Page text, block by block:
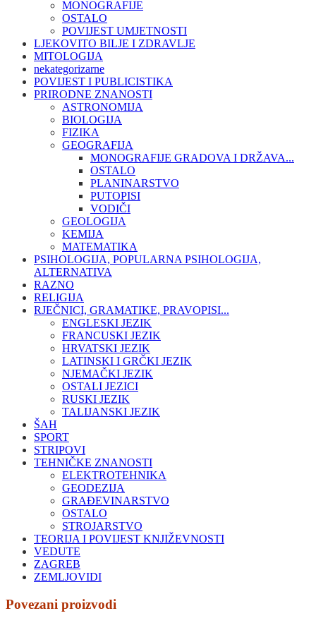
MONOGRAFIJE
OSTALO
POVIJEST UMJETNOSTI
LJEKOVITO BILJE I ZDRAVLJE
MITOLOGIJA
nekategorizarne
POVIJEST I PUBLICISTIKA
PRIRODNE ZNANOSTI
ASTRONOMIJA
BIOLOGIJA
FIZIKA
GEOGRAFIJA
MONOGRAFIJE GRADOVA I DRŽAVA...
OSTALO
PLANINARSTVO
PUTOPISI
VODIČI
GEOLOGIJA
KEMIJA
MATEMATIKA
PSIHOLOGIJA, POPULARNA PSIHOLOGIJA,
ALTERNATIVA
RAZNO
RELIGIJA
RJEČNICI, GRAMATIKE, PRAVOPISI...
ENGLESKI JEZIK
FRANCUSKI JEZIK
HRVATSKI JEZIK
LATINSKI I GRČKI JEZIK
NJEMAČKI JEZIK
OSTALI JEZICI
RUSKI JEZIK
TALIJANSKI JEZIK
ŠAH
SPORT
STRIPOVI
TEHNIČKE ZNANOSTI
ELEKTROTEHNIKA
GEODEZIJA
GRAĐEVINARSTVO
OSTALO
STROJARSTVO
TEORIJA I POVIJEST KNJIŽEVNOSTI
VEDUTE
ZAGREB
ZEMLJOVIDI
Povezani proizvodi